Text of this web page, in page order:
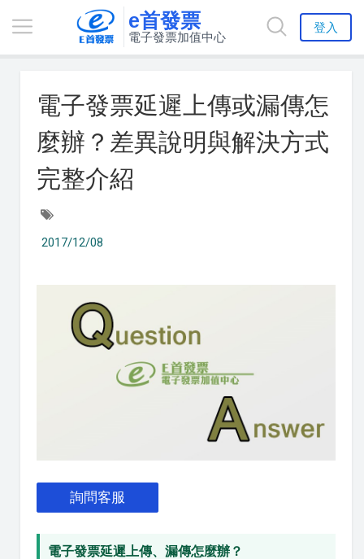
e首發票
電子發票加值中心
登入
電子發票延遲上傳或漏傳怎
麼辦？差異說明與解決方式
完整介紹
2017/12/08
詢問客服
電子發票延遲上傳、漏傳怎麼辦？